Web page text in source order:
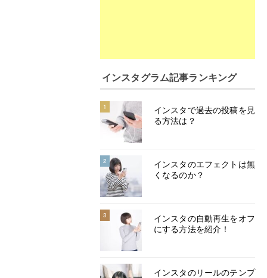
インスタグラム記事ランキング
1
インスタで過去の投稿を見
る方法は？
2
インスタのエフェクトは無
くなるのか？
3
インスタの自動再生をオフ
にする方法を紹介！
インスタのリールのテンプ